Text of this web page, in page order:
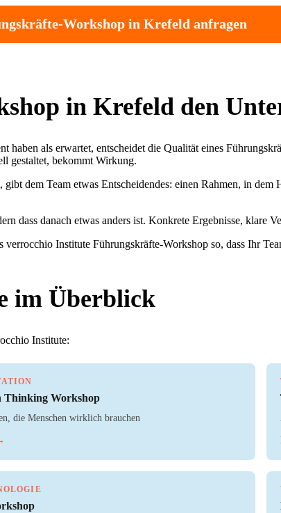
Workshop in Krefeld anfragen
in Krefeld den
haben als erwartet, entscheidet die Qualität eines
gestaltet, bekommt Wirkung.
dem Team etwas Entscheidendes: einen Rahmen, in
dass danach etwas anders ist. Konkrete Ergebnisse, klare
Institute Führungskräfte-Workshop so, dass Ihr
im Überblick
Institute:
Thinking Workshop
die Menschen wirklich brauchen